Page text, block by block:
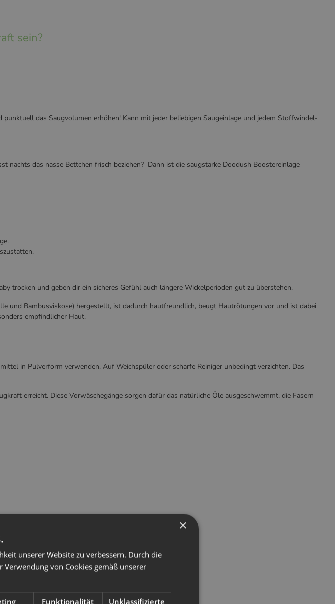
sein?
das Saugvolumen erhöhen! Kann mit jeder beliebigen Saugeinlage und jedem Stoffwindel-
das nasse Bettchen frisch beziehen? Dann ist die saugstarke Doodush Boostereinlage
trocken und geben dir ein sicheres Gefühl auch längere Wickelperioden gut zu überstehen.
und Bambusviskose) hergestellt, ist dadurch hautfreundlich, beugt Hautrötungen vor und ist dabei
empfindlicher Haut.
in Pulverform verwenden. Auf Weichspüler oder scharfe Reiniger unbedingt verzichten. Das
erreicht. Diese Vorwäschegänge sorgen dafür das natürliche Öle ausgeschwemmt, die Fasern
×
unserer Website zu verbessern. Durch die
von Cookies gemäß unserer
Funktionalität Unklassifizierte